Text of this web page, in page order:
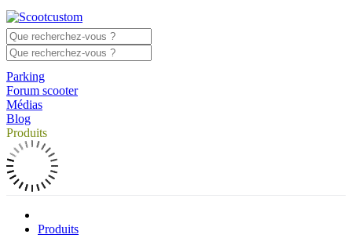
Parking
Forum scooter
Médias
Blog
Produits
Produits